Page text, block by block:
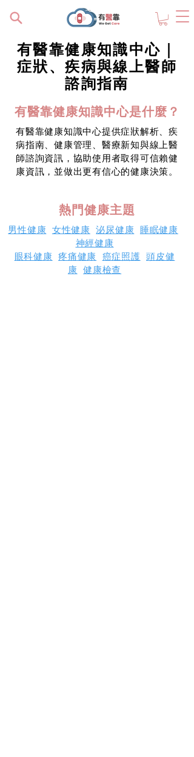
有醫靠健康知識中心｜
症狀、疾病與線上醫師
諮詢指南
有醫靠健康知識中心是什麼？
有醫靠健康知識中心提供症狀解析、疾
病指南、健康管理、醫療新知與線上醫
師諮詢資訊，協助使用者取得可信賴健
康資訊，並做出更有信心的健康決策。
熱門健康主題
男性健康 女性健康 泌尿健康 睡眠健康
神經健康
眼科健康 疼痛健康 癌症照護 頭皮健
康 健康檢查